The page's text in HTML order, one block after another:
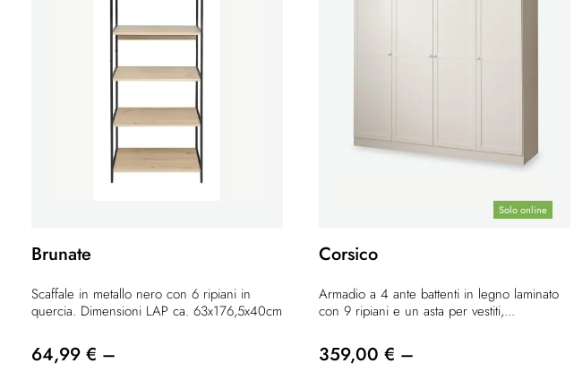
Brunate
Scaffale in metallo nero con 6 ripiani in
quercia. Dimensioni LAP ca. 63x176,5x40cm
64,99 € –
Solo online
Corsico
Armadio a 4 ante battenti in legno laminato
con 9 ripiani e un asta per vestiti,...
359,00 € –